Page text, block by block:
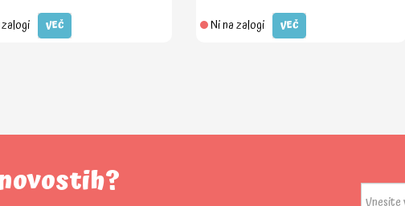
VEČ Ni na zalogi VEČ